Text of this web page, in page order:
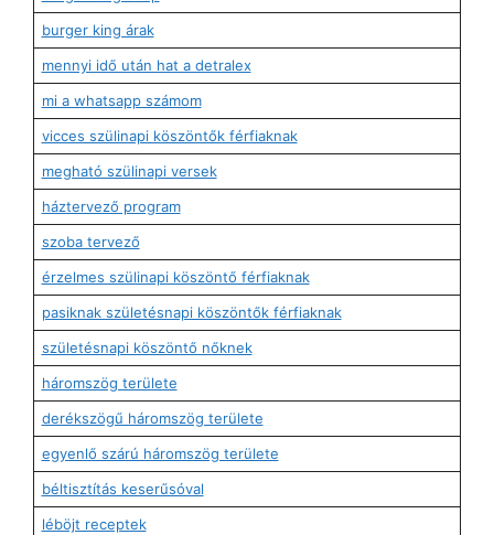
burger king árak
mennyi idő után hat a detralex
mi a whatsapp számom
vicces szülinapi köszöntők férfiaknak
megható szülinapi versek
háztervező program
szoba tervező
érzelmes szülinapi köszöntő férfiaknak
pasiknak születésnapi köszöntők férfiaknak
születésnapi köszöntő nőknek
háromszög területe
derékszögű háromszög területe
egyenlő szárú háromszög területe
béltisztítás keserűsóval
léböjt receptek